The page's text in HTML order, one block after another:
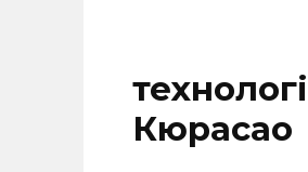
Кюрасао